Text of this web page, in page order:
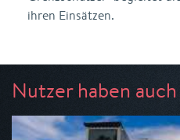
ihren Einsätzen.
Nutzer haben